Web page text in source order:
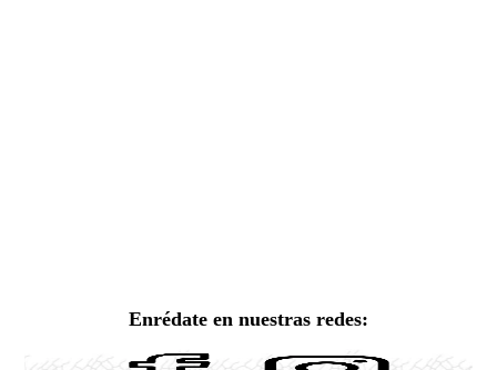
Enrédate en nuestras redes: